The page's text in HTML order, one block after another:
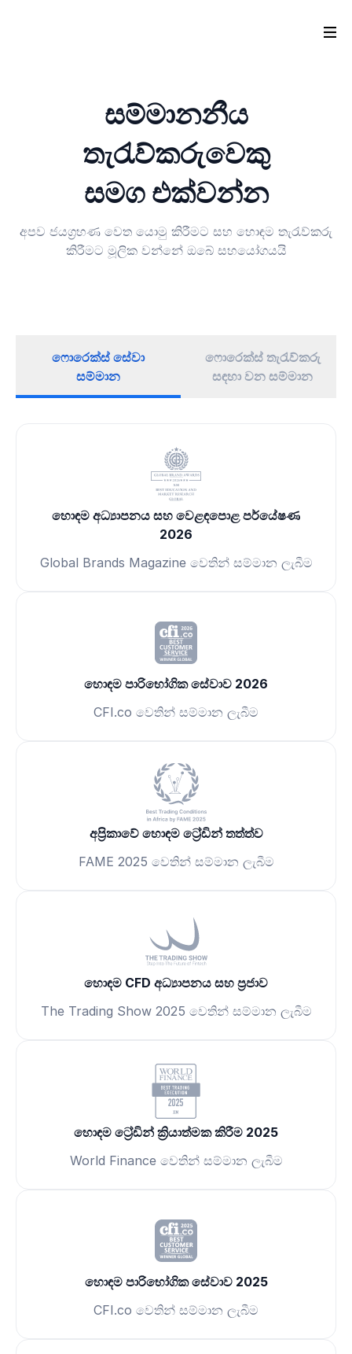
සම්මානනීය
තැරැව්කරුවෙකු
සමග එක්වන්න
අපව ජයග්‍රහණ වෙත යොමු කිරීමට සහ හොඳම තැරැව්කරු
කිරීමට මූලික වන්නේ ඔබේ සහයෝගයයි
ෆොරෙක්ස් සේවා
සම්මාන
ෆොරෙක්ස් තැරැව්කරු
සඳහා වන සම්මාන
හොඳම අධ්‍යාපනය සහ වෙළඳපොළ පර්යේෂණ
2026
Global Brands Magazine වෙතින් සම්මාන ලැබීම
හොඳම පාරිභෝගික සේවාව 2026
CFI.co වෙතින් සම්මාන ලැබීම
අප්‍රිකාවේ හොඳම ට්‍රේඩින් තත්ත්ව
FAME 2025 වෙතින් සම්මාන ලැබීම
හොඳම CFD අධ්‍යාපනය සහ ප්‍රජාව
The Trading Show 2025 වෙතින් සම්මාන ලැබීම
හොඳම ට්‍රේඩින් ක්‍රියාත්මක කිරීම 2025
World Finance වෙතින් සම්මාන ලැබීම
හොඳම පාරිභෝගික සේවාව 2025
CFI.co වෙතින් සම්මාන ලැබීම